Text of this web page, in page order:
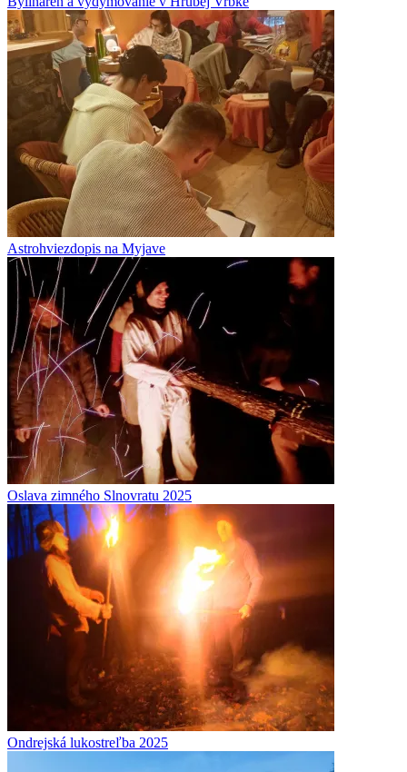
Astrohviezdopis na Myjave
Oslava zimného Slnovratu 2025
Ondrejská lukostreľba 2025